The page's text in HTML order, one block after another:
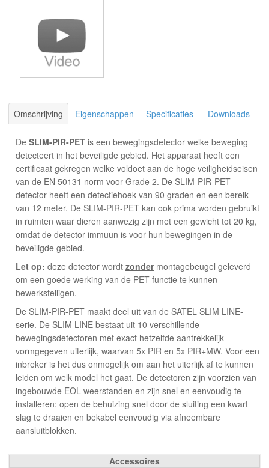
Omschrijving Eigenschappen Specificaties Downloads
De SLIM-PIR-PET is een bewegingsdetector welke beweging
detecteert in het beveiligde gebied. Het apparaat heeft een
certificaat gekregen welke voldoet aan de hoge veiligheidseisen
van de EN 50131 norm voor Grade 2. De SLIM-PIR-PET
detector heeft een detectiehoek van 90 graden en een bereik
van 12 meter. De SLIM-PIR-PET kan ook prima worden gebruikt
in ruimten waar dieren aanwezig zijn met een gewicht tot 20 kg,
omdat de detector immuun is voor hun bewegingen in de
beveiligde gebied.
Let op: deze detector wordt zondermontagebeugel geleverd
om een goede werking van de PET-functie te kunnen
bewerkstelligen.
De SLIM-PIR-PET maakt deel uit van de SATEL SLIM LINE-
serie. De SLIM LINE bestaat uit 10 verschillende
bewegingsdetectoren met exact hetzelfde aantrekkelijk
vormgegeven uiterlijk, waarvan 5x PIR en 5x PIR+MW. Voor een
inbreker is het dus onmogelijk om aan het uiterlijk af te kunnen
leiden om welk model het gaat. De detectoren zijn voorzien van
ingebouwde EOL weerstanden en zijn snel en eenvoudig te
installeren: open de behuizing snel door de sluiting een kwart
slag te draaien en bekabel eenvoudig via afneembare
aansluitblokken.
Accessoires